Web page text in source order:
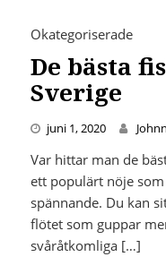
Okategoriserade
De bästa
Sverige
juni 1, 2020
Var hittar man de
ett populärt nöje
spännande. Du kan
flötet som guppar
svåråtkomliga […]